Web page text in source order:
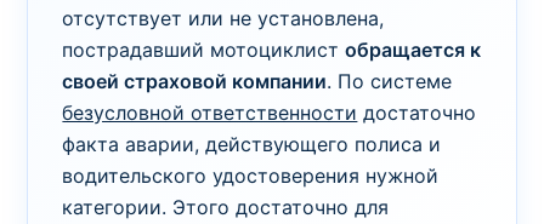
отсутствует или не установлена,
пострадавший мотоциклистобращается к
своей страховой компании. По системе
безусловной ответственности достаточно
факта аварии, действующего полиса и
водительского удостоверения нужной
категории. Этого достаточно для